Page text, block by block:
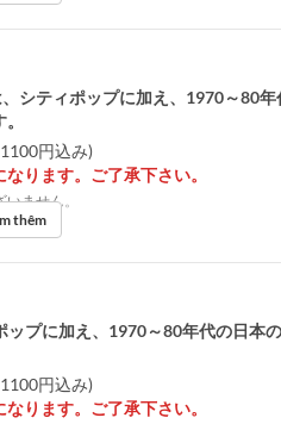
シティポップに加え、1970～80年
円込み)
ります。ご了承下さい。
ません。
thêm
ップに加え、1970～80年代の日本
円込み)
ります。ご了承下さい。